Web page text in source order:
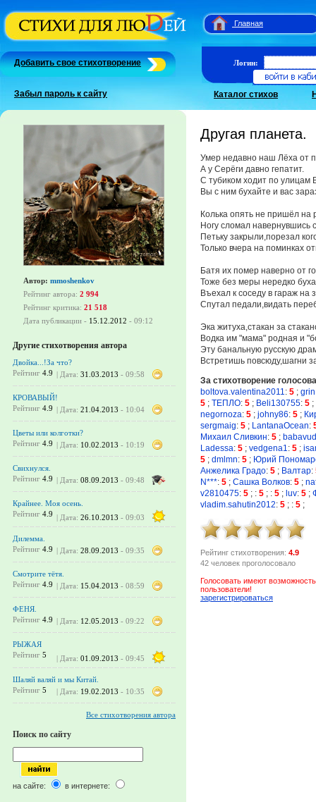
Главная
Добавить свое стихотворение
Забыл пароль к сайту
Логин:
Каталог стихов
Автор: mmoshenkov
Рейтинг автора: 2 994
Рейтинг критика: 21 518
Дата публикации - 15.12.2012 - 09:12
Другие стихотворения автора
Двойка...!За что?
Рейтинг 4.9 | Дата: 31.03.2013 - 09:58
КРОВАВЫЙ!
Рейтинг 4.9 | Дата: 21.04.2013 - 10:04
Цветы или колготки?
Рейтинг 4.9 | Дата: 10.02.2013 - 10:19
Свихнулся.
Рейтинг 4.9 | Дата: 08.09.2013 - 09:48
Крайнее. Моя осень.
Рейтинг 4.9 | Дата: 26.10.2013 - 09:03
Дилемма.
Рейтинг 4.9 | Дата: 28.09.2013 - 09:35
Смотрите тётя.
Рейтинг 4.9 | Дата: 15.04.2013 - 08:59
ФЕНЯ.
Рейтинг 4.9 | Дата: 12.05.2013 - 09:22
РЫЖАЯ
Рейтинг 5 | Дата: 01.09.2013 - 09:45
Шаляй валяй и мы Китай.
Рейтинг 5 | Дата: 19.02.2013 - 10:35
Все стихотворения автора
Поиск по сайту
на сайте: в интернете:
Другая планета.
Умер недавно наш Лёха от
А у Серёги давно гепатит.
С тубиком ходит по улицам
Вы с ним бухайте и вас
Колька опять не пришёл на
Ногу сломал навернувшись
Петьку закрыли,порезал
Только вчера на поминках
Батя их помер наверно от
Тоже без меры нередко
Въехал к соседу в гараж на
Спутал педали,видать
Эка житуха,стакан за
Водка им "мама" родная и
Эту банальную русскую
Встретишь повсюду,шагни
За стихотворение
boltova.valentina2011 : 5 ; grin
5 ; ТЕПЛО: 5 ; Beli130755: 5 ;
negornoza: 5 ; johny86: 5 ;
sergmaig: 5 ; LantanaOcean:
Михаил Сливкин: 5 ;
Ladessa: 5 ; vedgena1 : 5 ;
5 ; dmlmn: 5 ; Юрий
Анжелика Градо: 5 ; Валтар:
N***: 5 ; Сашка Волков: 5 ;
v2810475: 5 ; : 5 ; : 5 ; luv: 5 ;
vladim.sahutin2012: 5 ; : 5 ;
Рейтинг стихотворения: 4.9
42 человек проголосовало
Голосовать имеют
пользователи!
зарегистрироваться